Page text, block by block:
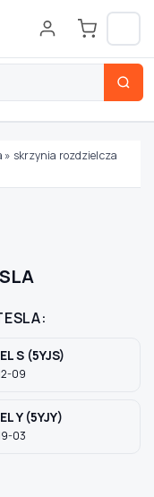
» skrzynia rozdzielcza
S (5YJS)
09
Y (5YJY)
03